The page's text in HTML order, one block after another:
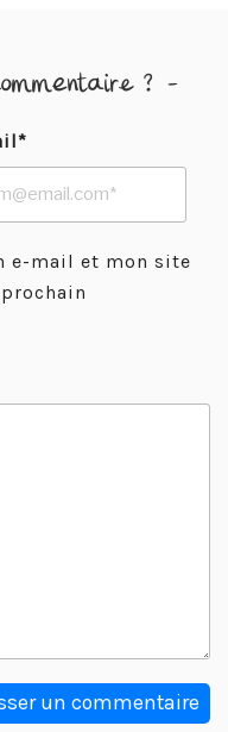
? -
e-mail et mon site